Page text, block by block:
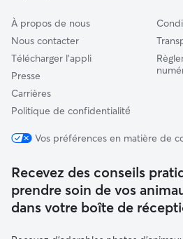
À propos de nous
Nous contacter
Télécharger l'appli
Presse
Carrières
Politique de confidentialité́
Vos préférences en matière de
Recevez des conseils
prendre soin de vos
dans votre boîte de